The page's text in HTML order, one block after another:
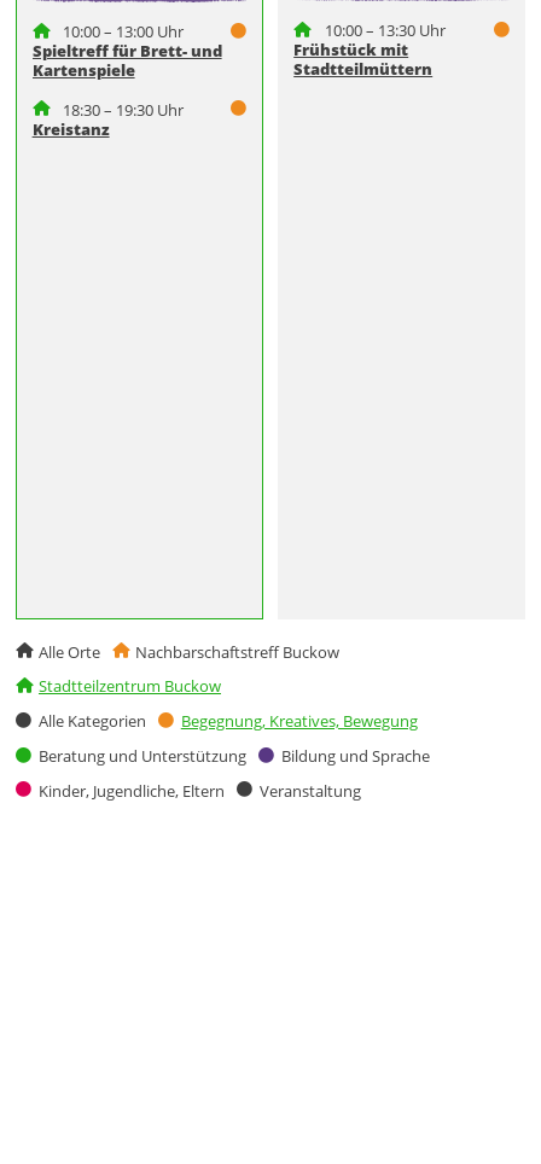
10:00 – 13:00 Uhr
Spieltreff für Brett- und
Kartenspiele
18:30 – 19:30 Uhr
Kreistanz
10:00 – 13:30 Uhr
Frühstück mit
Stadtteilmüttern
Alle Orte
Nachbarschaftstreff Buckow
Stadtteilzentrum Buckow
Alle Kategorien
Begegnung, Kreatives, Bewegung
Beratung und Unterstützung
Bildung und Sprache
Kinder, Jugendliche, Eltern
Veranstaltung